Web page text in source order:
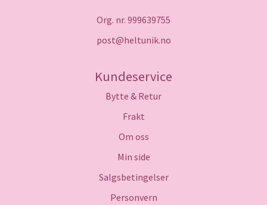
Org. nr. 999639755
post@heltunik.no
Kundeservice
Bytte & Retur
Frakt
Om oss
Min side
Salgsbetingelser
Personvern